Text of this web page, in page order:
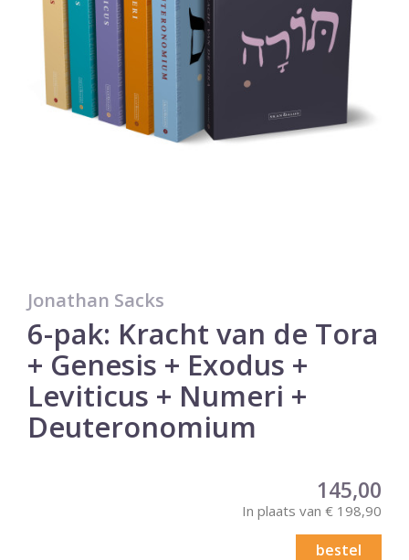
Jonathan Sacks
6-pak: Kracht van de Tora
+ Genesis + Exodus +
Leviticus + Numeri +
Deuteronomium
145,00
In plaats van € 198,90
bestel